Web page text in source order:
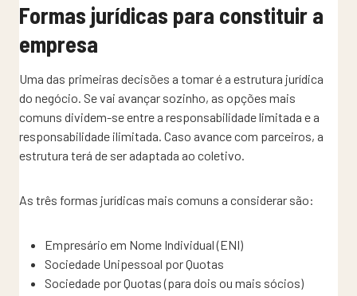
Formas jurídicas para constituir a
empresa
Uma das primeiras decisões a tomar é a estrutura jurídica
do negócio. Se vai avançar sozinho, as opções mais
comuns dividem-se entre a responsabilidade limitada e a
responsabilidade ilimitada. Caso avance com parceiros, a
estrutura terá de ser adaptada ao coletivo.
As três formas jurídicas mais comuns a considerar são:
Empresário em Nome Individual (ENI)
Sociedade Unipessoal por Quotas
Sociedade por Quotas (para dois ou mais sócios)